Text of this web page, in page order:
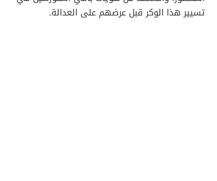
تسيير هذا الوكر قبل عرضهم على العدالة.